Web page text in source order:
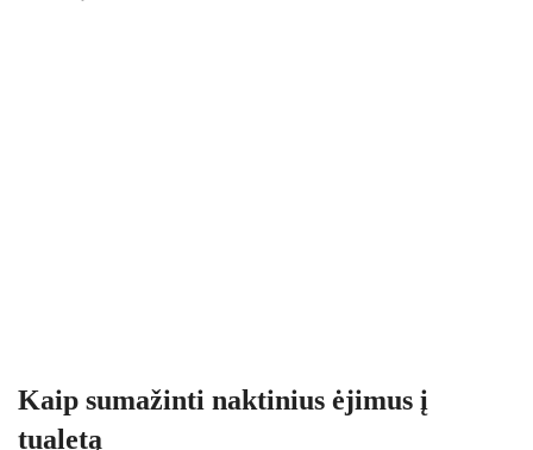
Kaip sumažinti naktinius ėjimus į
tualetą